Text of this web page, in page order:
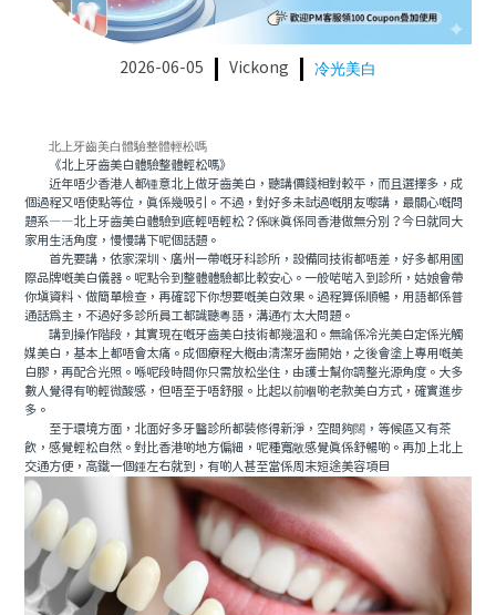
2026-06-05 Vickong 冷光美白
北上牙齒美白體驗整體輕松嗎
《北上牙齒美白體驗整體輕松嗎》
近年唔少香港人都锺意北上做牙齒美白，聽講價錢相對較平，而且選擇多，成
個過程又唔使點等位，真係幾吸引。不過，對好多未試過嘅朋友嚟講，最關心嘅問
題系——北上牙齒美白體驗到底輕唔輕松？係咪真係同香港做無分別？今日就同大
家用生活角度，慢慢講下呢個話題。
首先要講，依家深圳、廣州一帶嘅牙科診所，設備同技術都唔差，好多都用國
際品牌嘅美白儀器。呢點令到整體體驗都比較安心。一般啱啱入到診所，姑娘會帶
你填資料、做簡單檢查，再確認下你想要嘅美白效果。過程算係順暢，用語都係普
通話爲主，不過好多診所員工都識聽粵語，溝通冇太大問題。
講到操作階段，其實現在嘅牙齒美白技術都幾溫和。無論係冷光美白定係光觸
媒美白，基本上都唔會太痛。成個療程大概由清潔牙齒開始，之後會塗上專用嘅美
白膠，再配合光照。喺呢段時間你只需放松坐住，由護士幫你調整光源角度。大多
數人覺得有啲輕微酸感，但唔至于唔舒服。比起以前嗰啲老款美白方式，確實進步
多。
至于環境方面，北面好多牙醫診所都裝修得新淨，空間夠闊，等候區又有茶
飲，感覺輕松自然。對比香港啲地方偏細，呢種寬敞感覺真係舒暢啲。再加上北上
交通方便，高鐵一個鍾左右就到，有啲人甚至當係周末短途美容項目